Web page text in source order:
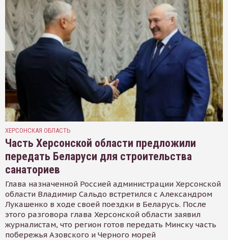
ХЕРСОНСКАЯ ОБЛАСТЬ
Часть Херсонской области предложили
передать Беларуси для строительства
санаториев
Глава назначенной Россией администрации Херсонской
области Владимир Сальдо встретился с Александром
Лукашенко в ходе своей поездки в Беларусь. После
этого разговора глава Херсонской области заявил
журналистам, что регион готов передать Минску часть
побережья Азовского и Черного морей